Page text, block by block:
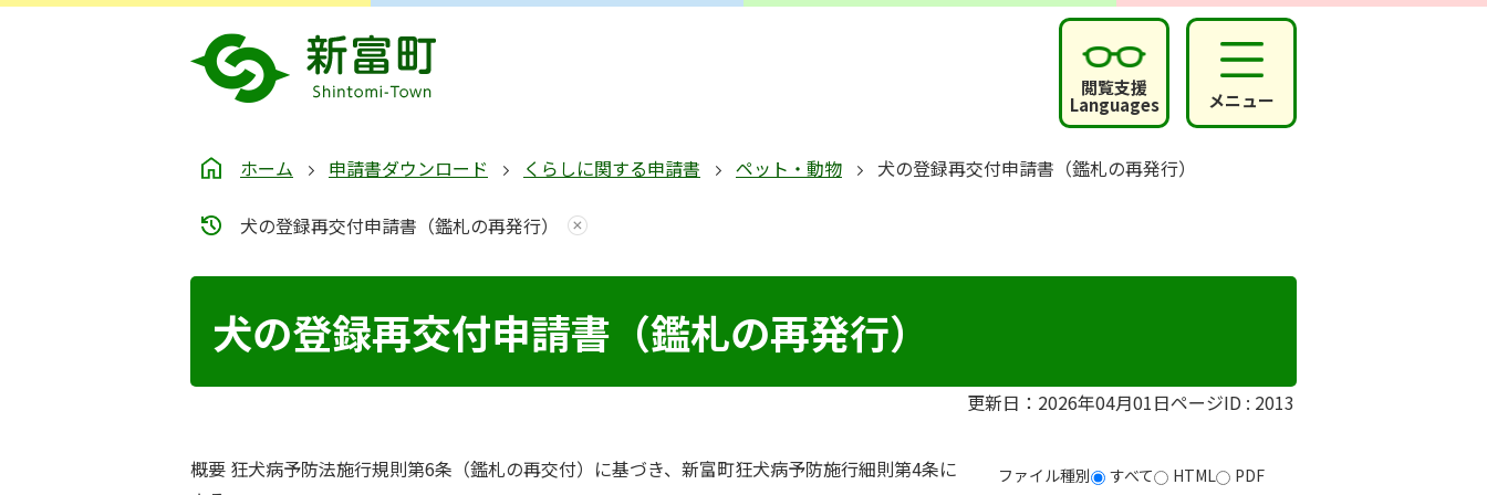
閲覧支援
Languages メニュー
ホーム 申請書ダウンロード くらしに関する申請書 ペット・動物 犬の登録再交付申請書（鑑札の再発行）
犬の登録再交付申請書（鑑札の再発行）
犬の登録再交付申請書（鑑札の再発行）
更新日：2026年04月01日ページID : 2013
概要 狂犬病予防法施行規則第6条（鑑札の再交付）に基づき、新富町狂犬病予防施行細則第4条に
ファイル種別 すべて HTML PDF